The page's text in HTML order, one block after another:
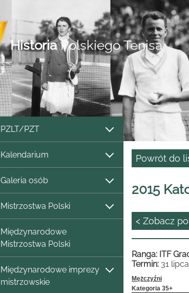
HistoriaPolskiego Tenisa
PZLT/PZT
Kalendarium
Galeria osób
Mistrzostwa Polski
Międzynarodowe
Mistrzostwa Polski
Międzynarodowe imprezy
mistrzowskie
Powrót do
2015
< Zobacz
Ranga: ITF
Termin: 31
Mężczyźni
Kategoria 35+